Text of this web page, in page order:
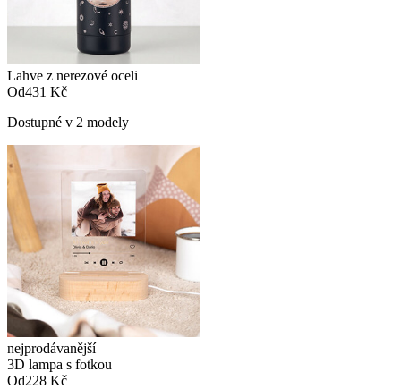
Lahve z nerezové oceli
Od431 Kč
Dostupné v 2 modely
nejprodávanější
3D lampa s fotkou
Od228 Kč